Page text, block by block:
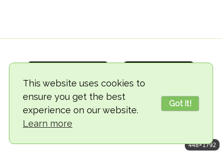
This website uses cookies to
ensure you get the best
experience on our website.
Learn more
Got it!
© 2018-2026 TheVegCat